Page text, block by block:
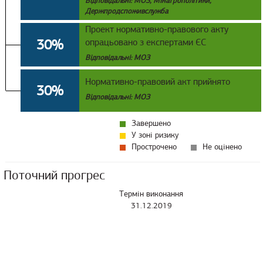
Держпродспоживслужба
30%
Проект нормативно-правового акту
опрацьовано з експертами ЄС
Відповідальні: МОЗ
30% Нормативно-правовий акт прийнято
Відповідальні: МОЗ
Завершено
У зоні ризику
Прострочено
Не оцінено
Поточний прогрес
Термін виконання
31.12.2019